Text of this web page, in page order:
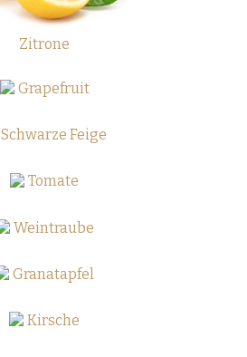
Zitrone
Grapefruit
Schwarze Feige
Tomate
Weintraube
Granatapfel
Kirsche